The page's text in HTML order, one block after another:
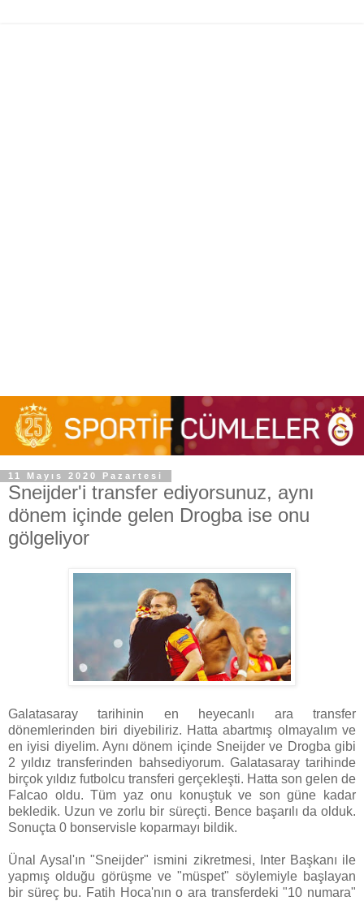
11 Mayıs 2020 Pazartesi
Sneijder'i transfer ediyorsunuz, aynı
dönem içinde gelen Drogba ise onu
gölgeliyor
Galatasaray tarihinin en heyecanlı ara transfer
dönemlerinden biri diyebiliriz. Hatta abartmış olmayalım ve
en iyisi diyelim. Aynı dönem içinde Sneijder ve Drogba gibi
2 yıldız transferinden bahsediyorum. Galatasaray tarihinde
birçok yıldız futbolcu transferi gerçekleşti. Hatta son gelen de
Falcao oldu. Tüm yaz onu konuştuk ve son güne kadar
bekledik. Uzun ve zorlu bir süreçti. Bence başarılı da olduk.
Sonuçta 0 bonservisle koparmayı bildik.
Ünal Aysal'ın "Sneijder" ismini zikretmesi, Inter Başkanı ile
yapmış olduğu görüşme ve "müspet" söylemiyle başlayan
bir süreç bu. Fatih Hoca'nın o ara transferdeki "10 numara"